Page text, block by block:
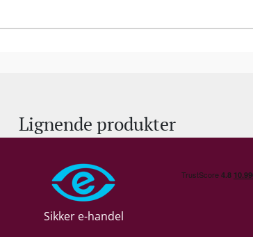
Lignende produkter
Sikker e-handel